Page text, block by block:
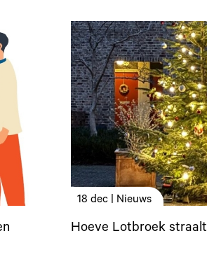
18 dec | Nieuws
Hoeve Lotbroek straalt